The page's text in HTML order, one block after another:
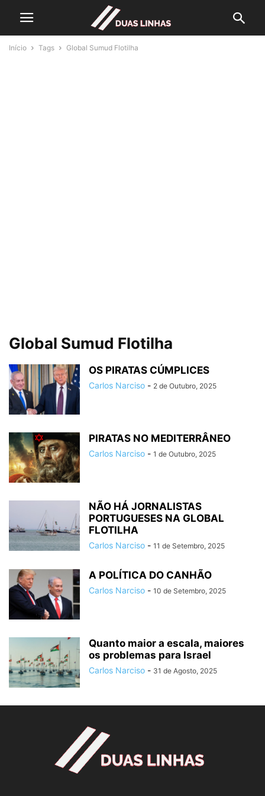
Início Tags Global Sumud Flotilha
Global Sumud Flotilha
OS PIRATAS CÚMPLICES
Carlos Narciso - 2 de Outubro, 2025
PIRATAS NO MEDITERRÂNEO
Carlos Narciso - 1 de Outubro, 2025
NÃO HÁ JORNALISTAS
PORTUGUESES NA GLOBAL
FLOTILHA
Carlos Narciso - 11 de Setembro, 2025
A POLÍTICA DO CANHÃO
Carlos Narciso - 10 de Setembro, 2025
Quanto maior a escala, maiores
os problemas para Israel
Carlos Narciso - 31 de Agosto, 2025